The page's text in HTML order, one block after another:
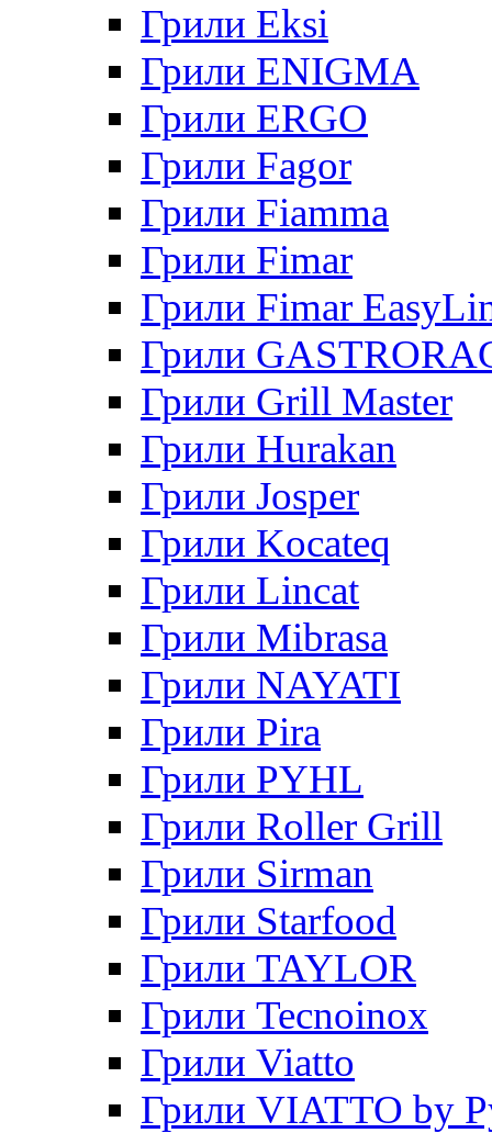
Грили Eksi
Грили ENIGMA
Грили ERGO
Грили Fagor
Грили Fiamma
Грили Fimar
Грили Fimar
Грили
Грили Grill Master
Грили Hurakan
Грили Josper
Грили Kocateq
Грили Lincat
Грили Mibrasa
Грили NAYATI
Грили Pira
Грили PYHL
Грили Roller Grill
Грили Sirman
Грили Starfood
Грили TAYLOR
Грили Tecnoinox
Грили Viatto
Грили VIATTO by